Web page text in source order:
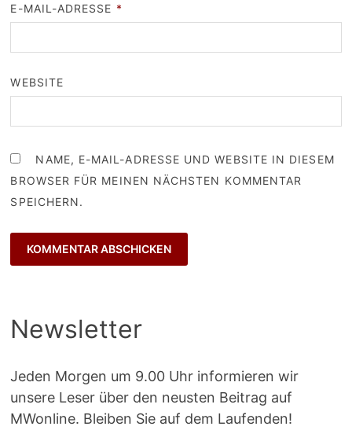
E-MAIL-ADRESSE *
WEBSITE
NAME, E-MAIL-ADRESSE UND WEBSITE IN DIESEM
BROWSER FÜR MEINEN NÄCHSTEN KOMMENTAR
SPEICHERN.
Newsletter
Jeden Morgen um 9.00 Uhr informieren wir
unsere Leser über den neusten Beitrag auf
MWonline. Bleiben Sie auf dem Laufenden!